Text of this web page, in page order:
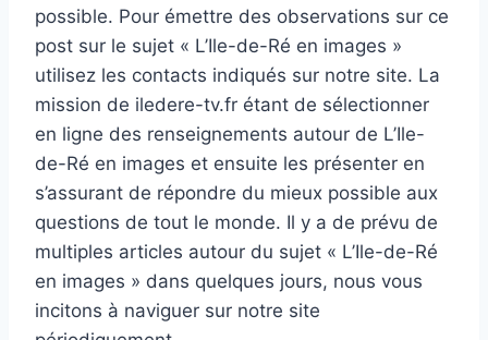
possible. Pour émettre des observations sur ce
post sur le sujet « L’Ile-de-Ré en images »
utilisez les contacts indiqués sur notre site. La
mission de iledere-tv.fr étant de sélectionner
en ligne des renseignements autour de L’Ile-
de-Ré en images et ensuite les présenter en
s’assurant de répondre du mieux possible aux
questions de tout le monde. Il y a de prévu de
multiples articles autour du sujet « L’Ile-de-Ré
en images » dans quelques jours, nous vous
incitons à naviguer sur notre site